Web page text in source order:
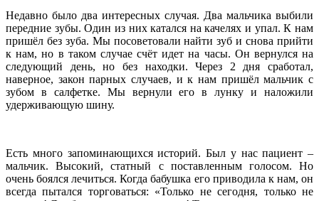
Недавно было два интересных случая. Два мальчика выбили
передние зубы. Один из них катался на качелях и упал. К нам
пришёл без зуба. Мы посоветовали найти зуб и снова прийти
к нам, но в таком случае счёт идет на часы. Он вернулся на
следующий день, но без находки. Через 2 дня сработал,
наверное, закон парных случаев, и к нам пришёл мальчик с
зубом в салфетке. Мы вернули его в лунку и наложили
удерживающую шину.
Есть много запоминающихся историй. Был у нас пациент –
мальчик. Высокий, статный с поставленным голосом. Но
очень боялся лечиться. Когда бабушка его приводила к нам, он
всегда пытался торговаться: «Только не сегодня, только не